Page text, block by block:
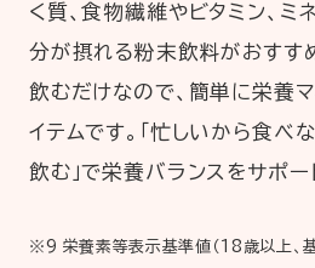
く質、食物繊維やビタミン、
分が摂れる粉末飲料がおすす
飲むだけなので、簡単に栄養
イテムです。「忙しいから食べ
飲む」で栄養バランスをサポー
※9 栄養素等表示基準値（18歳以上